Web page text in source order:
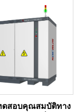
ดสอบคุณสมบัติทาง